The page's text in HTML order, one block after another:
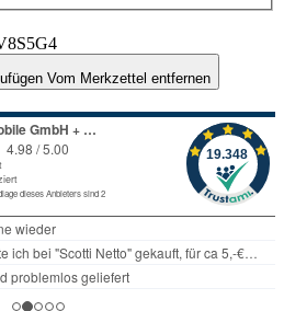
Vom Merkzettel entfernen